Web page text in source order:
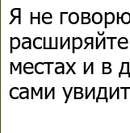
Я не
местах и в
сами